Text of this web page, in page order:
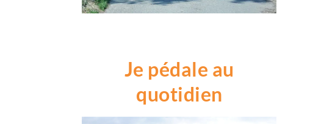
Je pédale au
quotidien